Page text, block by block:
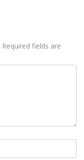
Required fields are